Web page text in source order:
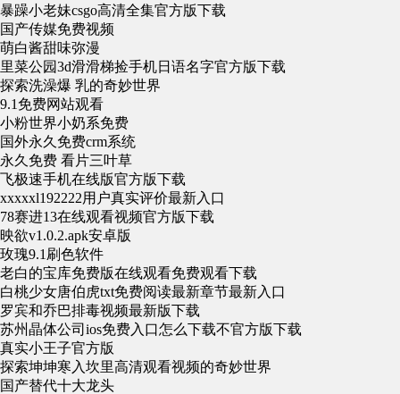
暴躁小老妹csgo高清全集官方版下载
国产传媒免费视频
萌白酱甜味弥漫
里菜公园3d滑滑梯捡手机日语名字官方版下载
探索洗澡爆 乳的奇妙世界
9.1免费网站观看
小粉世界小奶系免费
国外永久免费crm系统
永久免费 看片三叶草
飞极速手机在线版官方版下载
xxxxxl192222用户真实评价最新入口
78赛进13在线观看视频官方版下载
映欲v1.0.2.apk安卓版
玫瑰9.1刷色软件
老白的宝库免费版在线观看免费观看下载
白桃少女唐伯虎txt免费阅读最新章节最新入口
罗宾和乔巴排毒视频最新版下载
苏州晶体公司ios免费入口怎么下载不官方版下载
真实小王子官方版
探索坤坤寒入坎里高清观看视频的奇妙世界
国产替代十大龙头